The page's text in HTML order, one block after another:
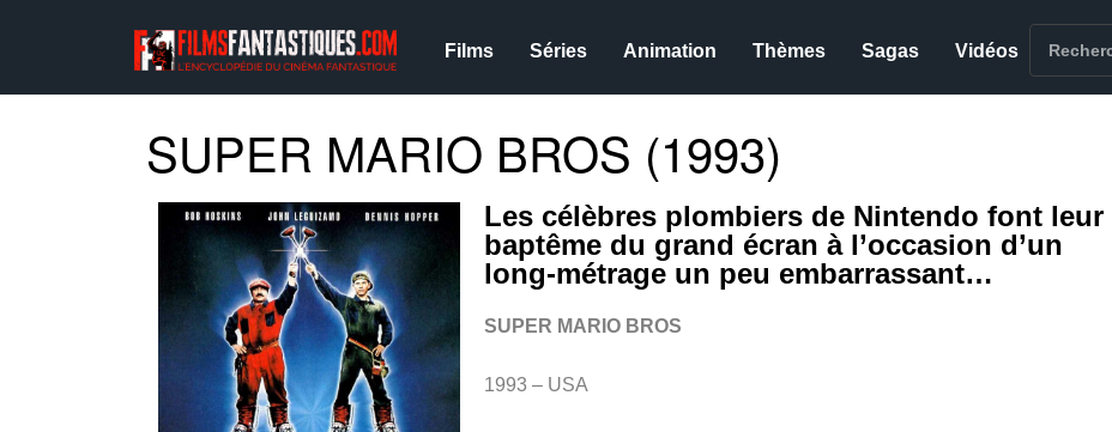
Films Séries Animation Thèmes Sagas Vidéos
SUPER MARIO BROS (1993)
Les célèbres plombiers de Nintendo font leur
baptême du grand écran à l’occasion d’un
long-métrage un peu embarrassant…
SUPER MARIO BROS
1993 – USA